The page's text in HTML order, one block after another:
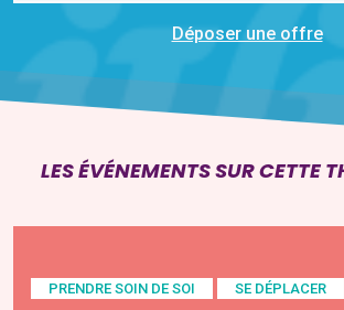
Déposer une offre
LES ÉVÉNEMENTS SUR CETTE
PRENDRE SOIN DE SOI SE DÉPLACER